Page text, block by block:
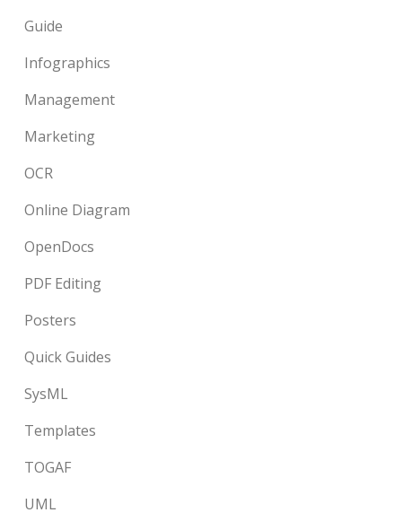
Guide
Infographics
Management
Marketing
OCR
Online Diagram
OpenDocs
PDF Editing
Posters
Quick Guides
SysML
Templates
TOGAF
UML